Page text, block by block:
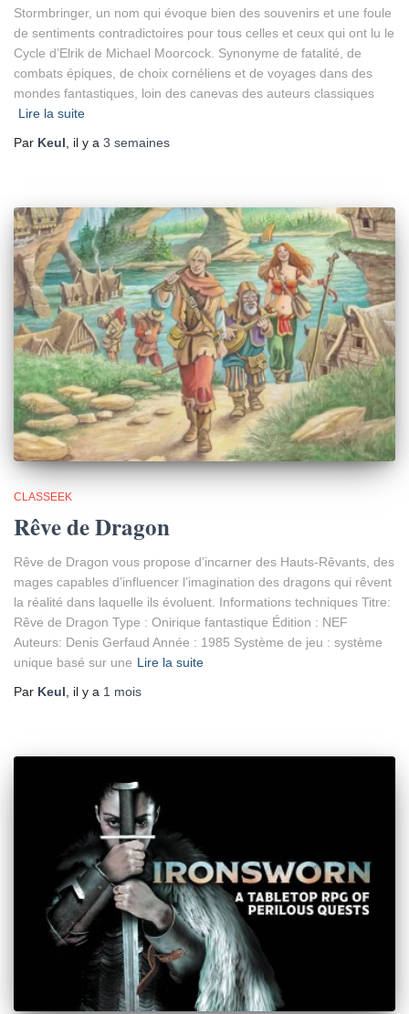
Stormbringer, un nom qui évoque bien des souvenirs et une foule
de sentiments contradictoires pour tous celles et ceux qui ont lu le
Cycle d’Elrik de Michael Moorcock. Synonyme de fatalité, de
combats épiques, de choix cornéliens et de voyages dans des
mondes fantastiques, loin des canevas des auteurs classiques
Lire la suite
Par Keul , il y a 3 semaines
CLASSEEK
Rêve de Dragon
Rêve de Dragon vous propose d’incarner des Hauts-Rêvants, des
mages capables d’influencer l’imagination des dragons qui rêvent
la réalité dans laquelle ils évoluent. Informations techniques Titre:
Rêve de Dragon Type : Onirique fantastique Édition : NEF
Auteurs: Denis Gerfaud Année : 1985 Système de jeu : système
unique basé sur une Lire la suite
Par Keul, il y a 1 mois